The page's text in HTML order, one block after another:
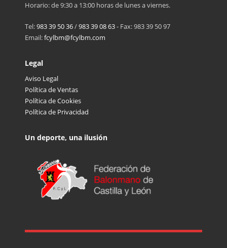
Horario: de 9:30 a 13:00 horas de lunes a viernes.
Tel:983 39 50 36/983 39 08 63- Fax: 983 39 50 97
Email:fcylbm@fcylbm.com
Legal
Aviso Legal
Política de Ventas
Política de Cookies
Política de Privacidad
Un deporte, una ilusión